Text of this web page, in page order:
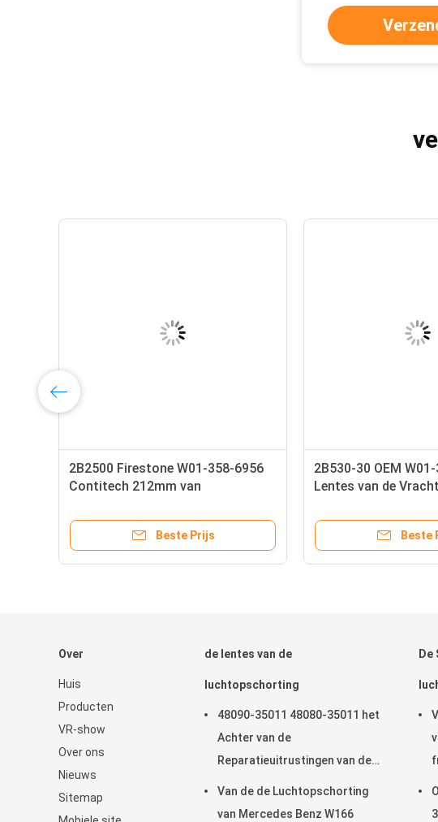
2B2500 Firestone W01-358-6956
Contitech 212mm van
Industriële Luchtlente
Beste Prijs
2B530-30 OEM
Lentes van de
Beste
Over
Huis
Producten
VR-show
Over ons
Nieuws
Sitemap
de lentes van de
luchtopschorting
48090-35011 48080-35011 het
Achter van de
Reparatieuitrustingen van de
Van de de Luchtopschorting
van Mercedes Benz W166
De